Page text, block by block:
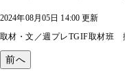
2024年08月05日 14:00 更新
取材・文／週プレTGIF取材班
前へ